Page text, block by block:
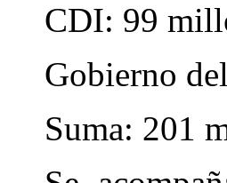
CDI: 99
Gobierno
Suma: 201